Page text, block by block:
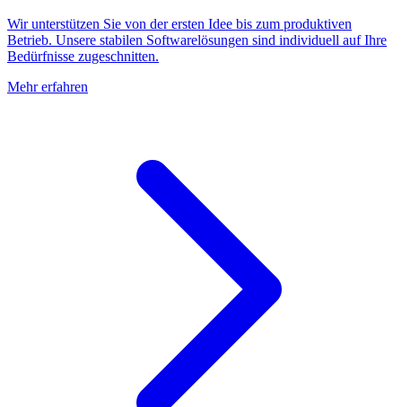
Wir unterstützen Sie von der ersten Idee bis zum produktiven
Betrieb. Unsere stabilen Softwarelösungen sind individuell auf Ihre
Bedürfnisse zugeschnitten.
Mehr erfahren